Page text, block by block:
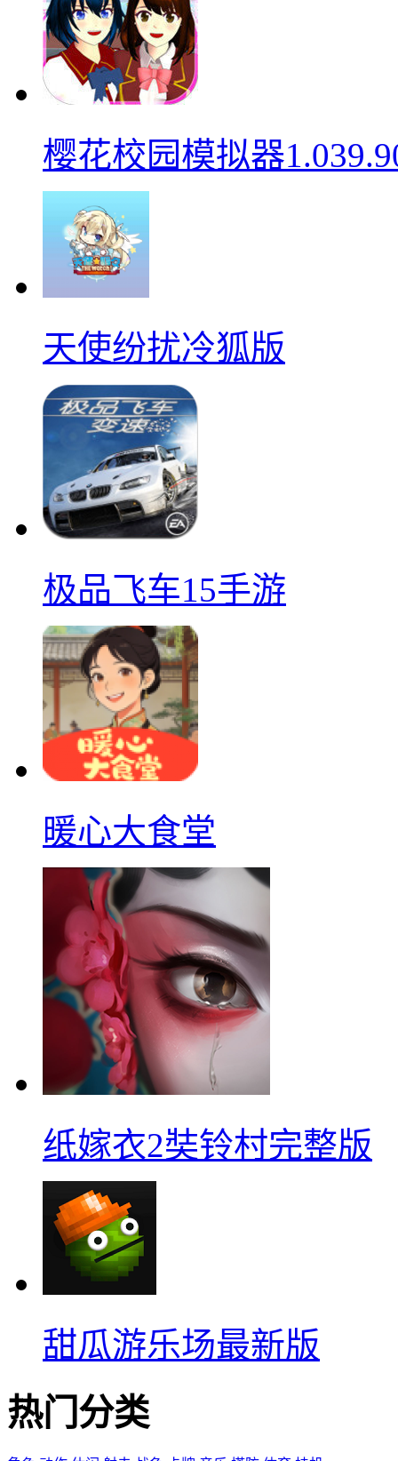
樱花校园模拟器
天使纷扰冷狐版
极品飞车15手游
暖心大食堂
纸嫁衣2奘铃村完整版
甜瓜游乐场最新版
热门分类